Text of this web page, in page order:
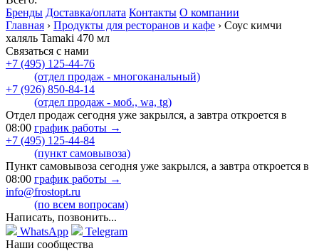
Бренды Доставка/оплата Контакты О компании
Главная › Продукты для ресторанов и кафе › Соус кимчи
халяль Tamaki 470 мл
Связаться с нами
+7 (495) 125-44-76
(отдел продаж - многоканальный)
+7 (926) 850-84-14
(отдел продаж - моб., wa, tg)
Отдел продаж сегодня уже закрылся, а завтра откроется в
08:00 график работы →
+7 (495) 125-44-84
(пункт самовывоза)
Пункт самовывоза сегодня уже закрылся, а завтра откроется в
08:00 график работы →
info@frostopt.ru
(по всем вопросам)
Написать, позвонить...
WhatsApp
Telegram
Наши сообщества